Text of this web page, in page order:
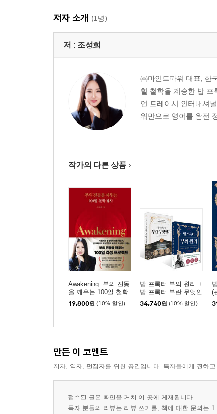
저자 소개 (1명)
저 : 조성희
㈜마인드파워 대표, 한
힐 철학을 계승한 밥
언 트레이시 인터내셔
워만으로 영어를 완전
작가의 다른 상품
Awakening: 부의 진동
을 깨우는 100일 철학
필사
19,800원 (10% 할인)
밥 프록터 부의 원리 +
밥 프록터 부란 무엇인
가 세트
34,740원 (10% 할인)
(
만든 이 코멘트
저자, 역자, 편집자를 위한 공간입니다. 독자들에게 전하
접수된 글은 확인을 거쳐 이 곳에 게재됩니다.
독자 분들의 리뷰는 리뷰 쓰기를, 책에 대한 문의는